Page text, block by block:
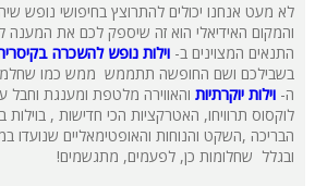
לא מעט אנחנו יכולים להתרוצץ בחיפושי נופש
והמקום האידיאלי הוא זה שיספק לכם את המענה
התנאים המצוינים ב- וילות נופש להשכרה
בשבילכם ושם החופשה תתממש ממש כמו
ה- וילות יוקרתיות והאווירה מלטפת ומענגת וחבל
לוקסוס תרוויחו, האטרקציות הכי חדישות ,
הבריכה ,השקט והנוחות והאופטימאליים שנועדו
ובגלל שחלומות כן, לפעמים, מתגשמים!